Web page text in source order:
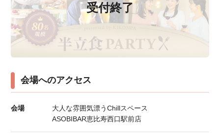
受付終了
会場へのアクセス
会場
大人な雰囲気漂うChillスペース
ASOBIBAR恵比寿西口駅前店